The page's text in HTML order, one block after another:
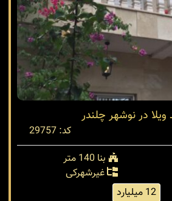
ویلا در نوشهر چلندر
کد: 29757
بنا 140 متر
غیرشهرکی
12 میلیارد